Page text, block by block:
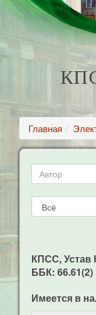
Главная
КПСС, Устав
ББК: 66.61(2)
Имеется в